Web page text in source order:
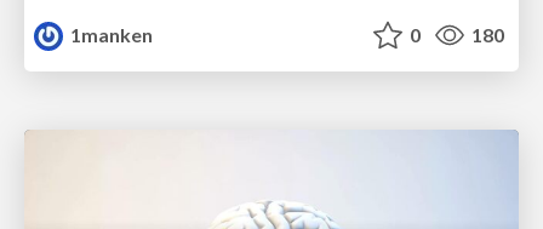
1manken
0 180